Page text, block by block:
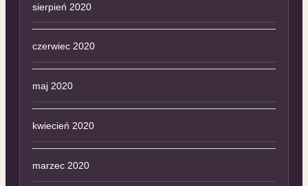
sierpień 2020
czerwiec 2020
maj 2020
kwiecień 2020
marzec 2020